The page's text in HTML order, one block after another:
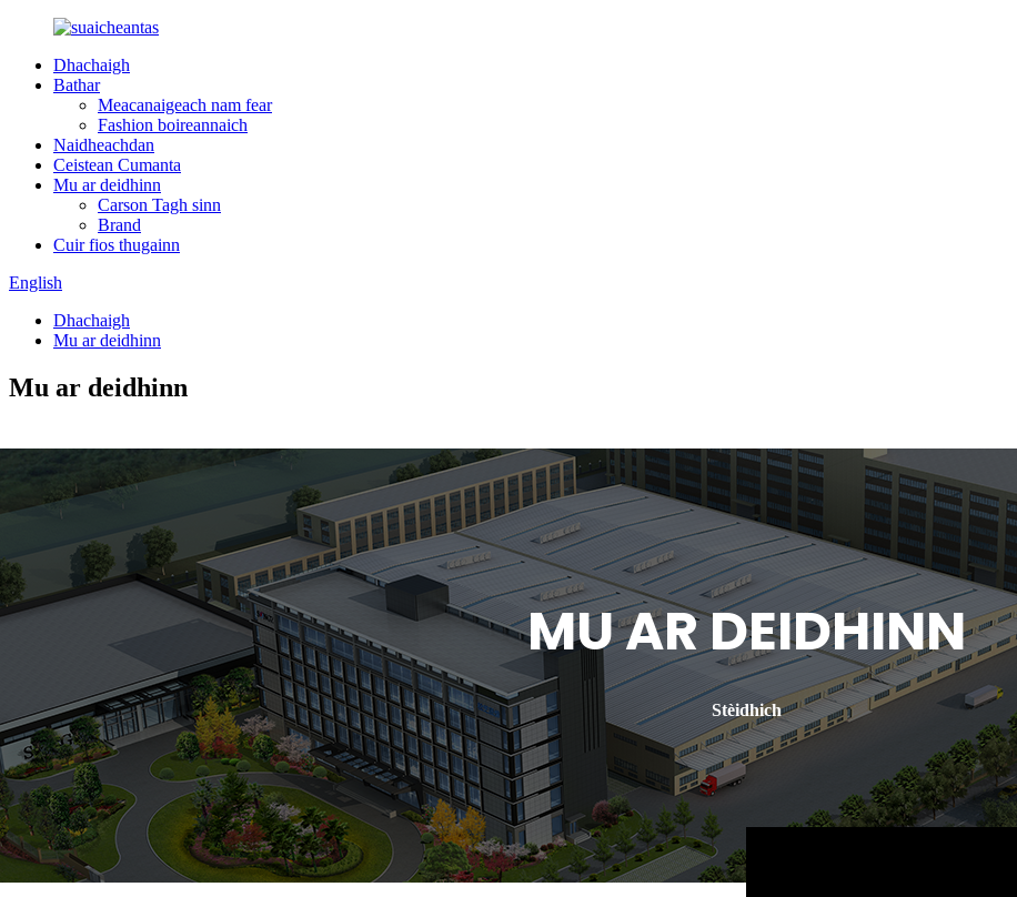
Dhachaigh
Bathar
Meacanaigeach nam fear
Fashion boireannaich
Naidheachdan
Ceistean Cumanta
Mu ar deidhinn
Carson Tagh sinn
Brand
Cuir fios thugainn
English
Dhachaigh
Mu ar deidhinn
Mu ar deidhinn
MU AR DEIDHINN
Stèidhich